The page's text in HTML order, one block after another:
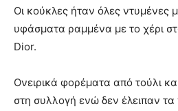
Οι κούκλες ήταν όλες ντυμένες
υφάσματα ραμμένα με το χέρι
Dior.
Ονειρικά φορέματα από τούλι
στη συλλογή ενώ δεν έλειπαν τα